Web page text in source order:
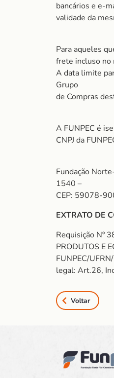
bancários e e-
validade da
Para aqueles
frete incluso no
A data limite
Grupo
de Compras
A FUNPEC é
CNPJ da
Fundação
1540 –
CEP: 59078-
EXTRATO DE
Requisição Nº
PRODUTOS E
FUNPEC/
legal: Art.26,
Voltar